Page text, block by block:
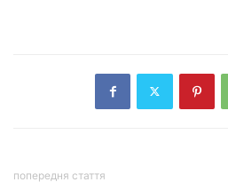
попередня стаття